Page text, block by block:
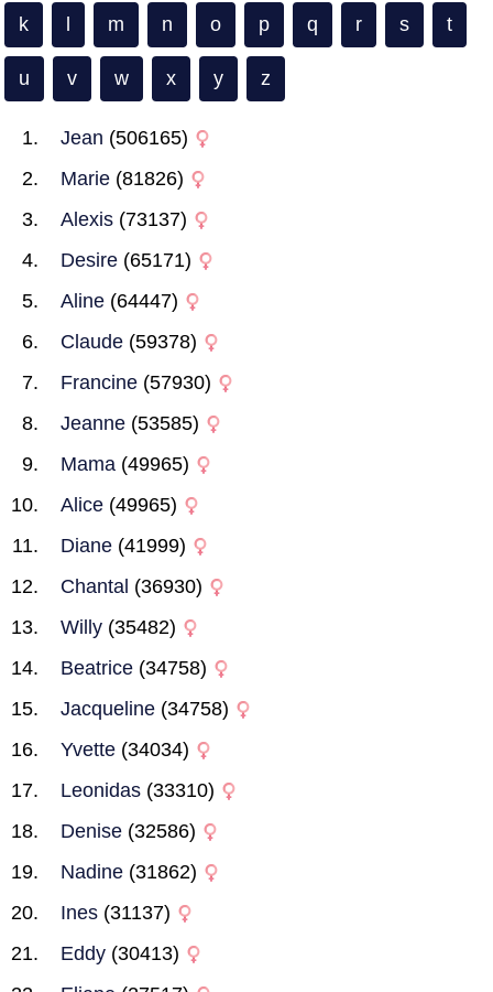
k m n o p q r s t
u v w x y z
Jean (506165)
Marie (81826)
Alexis (73137)
Desire (65171)
Aline (64447)
Claude (59378)
Francine (57930)
Jeanne (53585)
Mama (49965)
Alice (49965)
Diane (41999)
Chantal (36930)
Willy (35482)
Beatrice (34758)
Jacqueline (34758)
Yvette (34034)
Leonidas (33310)
Denise (32586)
Nadine (31862)
Ines (31137)
Eddy (30413)